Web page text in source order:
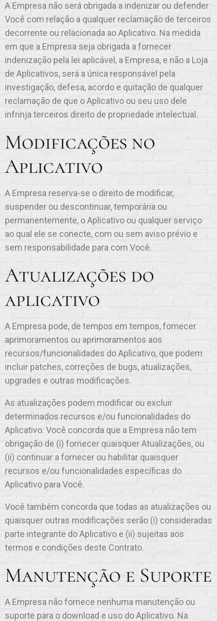
A Empresa não será obrigada a indenizar ou defender
Você com relação a qualquer reclamação de terceiros
decorrente ou relacionada ao Aplicativo. Na medida
em que a Empresa seja obrigada a fornecer
indenização pela lei aplicável, a Empresa, e não a Loja
de Aplicativos, será a única responsável pela
investigação, defesa, acordo e quitação de qualquer
reclamação de que o Aplicativo ou seu uso dele
infrinja terceiros direito de propriedade intelectual.
Modificações no
Aplicativo
A Empresa reserva-se o direito de modificar,
suspender ou descontinuar, temporária ou
permanentemente, o Aplicativo ou qualquer serviço
ao qual ele se conecte, com ou sem aviso prévio e
sem responsabilidade para com Você.
Atualizações do
aplicativo
A Empresa pode, de tempos em tempos, fornecer
aprimoramentos ou aprimoramentos aos
recursos/funcionalidades do Aplicativo, que podem
incluir patches, correções de bugs, atualizações,
upgrades e outras modificações.
As atualizações podem modificar ou excluir
determinados recursos e/ou funcionalidades do
Aplicativo. Você concorda que a Empresa não tem
obrigação de (i) fornecer quaisquer Atualizações, ou
(ii) continuar a fornecer ou habilitar quaisquer
recursos e/ou funcionalidades específicas do
Aplicativo para Você.
Você também concorda que todas as atualizações ou
quaisquer outras modificações serão (i) consideradas
parte integrante do Aplicativo e (ii) sujeitas aos
termos e condições deste Contrato.
Manutenção e Suporte
A Empresa não fornece nenhuma manutenção ou
suporte para o download e uso do Aplicativo. Na